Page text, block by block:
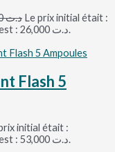
د.ت29,000
Le prix initial était :
Le prix actuel est : د.ت 26,000.
Flash 5
initial était :
Le prix actuel est : د.ت 53,000.